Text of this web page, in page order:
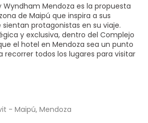
Wyndham Mendoza es la propuesta
de Maipú que inspira a sus
protagonistas en su viaje.
y exclusiva, dentro del Complejo
el hotel en Mendoza sea un punto
recorrer todos los lugares para visitar
- Maipú, Mendoza